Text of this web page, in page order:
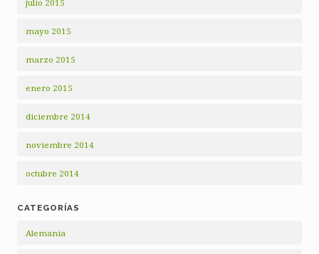
julio 2015
mayo 2015
marzo 2015
enero 2015
diciembre 2014
noviembre 2014
octubre 2014
CATEGORÍAS
Alemania